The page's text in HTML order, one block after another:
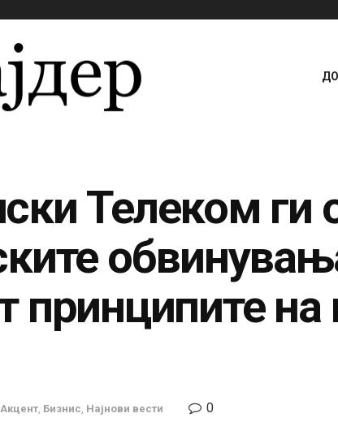
Телеком ги
принципите
Акцент, Бизнис, Најнови вести 0